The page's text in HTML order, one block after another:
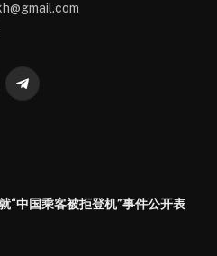
Telegram
“中国乘客被拒登机”事件公开表